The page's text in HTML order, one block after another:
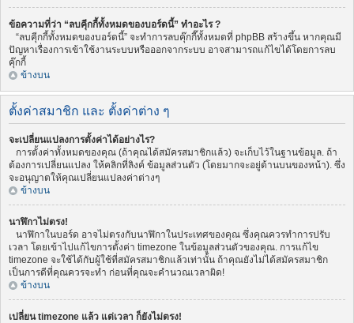
ข้อความที่ว่า “ลบคุีกกี้ทั้งหมดของบอร์ดนี้” ทำอะไร ?
“ลบคุีกกี้ทั้งหมดของบอร์ดนี้” จะทำการลบคุ๊กกี๊ทั้งหมดที่ phpBB สร้างขึ้น หากคุณมี
ปัญหาเรื่องการเข้าใช้งานระบบหรือออกจากระบบ อาจสามารถแก้ไขได้โดยการลบ
คุ๊กกี้
ข้างบน
ตั้งค่าสมาชิก และ ตั้งค่าต่าง ๆ
จะเปลี่ยนแปลงการตั้งค่าได้อย่างไร?
การตั้งค่าทั้งหมดของคุณ (ถ้าคุณได้สมัครสมาชิกแล้ว) จะเก็บไว้ในฐานข้อมูล. ถ้า
ต้องการเปลี่ยนแปลง ให้คลิกที่ลิงค์ ข้อมูลส่วนตัว (โดยมากจะอยู่ด้านบนของหน้า). ซึ่ง
จะอนุญาตให้คุณเปลี่ยนแปลงค่าต่างๆ
ข้างบน
นาฬิกาไม่ตรง!
นาฬิกาในบอร์ด อาจไม่ตรงกับนาฬิกาในประเทศของคุณ ซึ่งคุณควรทำการปรับ
เวลา โดยเข้าไปแก้ไขการตั้งค่า timezone ในข้อมูลส่วนตัวของคุณ. การแก้ไข
timezone จะใช้ได้กับผู้ใช้ที่สมัครสมาชิกแล้วเท่านั้น ถ้าคุณยังไม่ได้สมัครสมาชิก
เป็นการดีที่คุณควรจะทำ ก่อนที่คุณจะคำนวณเวลาผิด!
ข้างบน
เปลี่ยน timezone แล้ว แต่เวลา ก็ยังไม่ตรง!